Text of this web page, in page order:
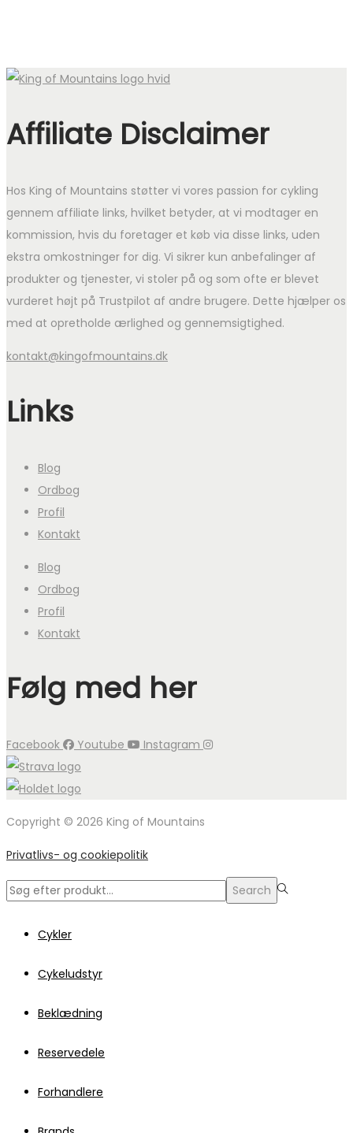
Affiliate Disclaimer
Hos King of Mountains støtter vi vores passion for cykling
gennem affiliate links, hvilket betyder, at vi modtager en
kommission, hvis du foretager et køb via disse links, uden
ekstra omkostninger for dig. Vi sikrer kun anbefalinger af
produkter og tjenester, vi stoler på og som ofte er blevet
vurderet højt på Trustpilot af andre brugere. Dette hjælper os
med at opretholde ærlighed og gennemsigtighed.
kontakt@kingofmountains.dk
Links
Blog
Ordbog
Profil
Kontakt
Blog
Ordbog
Profil
Kontakt
Følg med her
Facebook Youtube Instagram
Copyright © 2026 King of Mountains
Privatlivs- og cookiepolitik
Search
Search
Cykler
Cykeludstyr
Beklædning
Reservedele
Forhandlere